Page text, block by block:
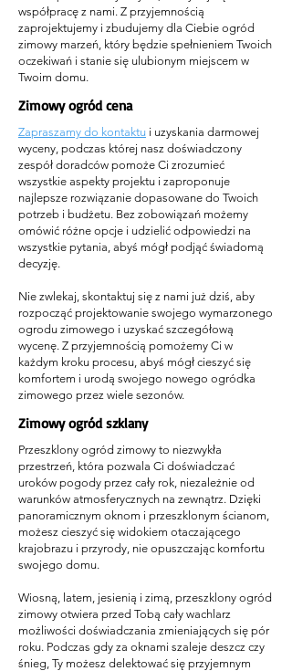
współpracę z nami. Z przyjemnością
zaprojektujemy i zbudujemy dla Ciebie ogród
zimowy marzeń, który będzie spełnieniem Twoich
oczekiwań i stanie się ulubionym miejscem w
Twoim domu.
Zimowy ogród cena
Zapraszamy do kontaktu i uzyskania darmowej
wyceny, podczas której nasz doświadczony
zespół doradców pomoże Ci zrozumieć
wszystkie aspekty projektu i zaproponuje
najlepsze rozwiązanie dopasowane do Twoich
potrzeb i budżetu. Bez zobowiązań możemy
omówić różne opcje i udzielić odpowiedzi na
wszystkie pytania, abyś mógł podjąć świadomą
decyzję.
Nie zwlekaj, skontaktuj się z nami już dziś, aby
rozpocząć projektowanie swojego wymarzonego
ogrodu zimowego i uzyskać szczegółową
wycenę. Z przyjemnością pomożemy Ci w
każdym kroku procesu, abyś mógł cieszyć się
komfortem i urodą swojego nowego ogródka
zimowego przez wiele sezonów.
Zimowy ogród szklany
Przeszklony ogród zimowy to niezwykła
przestrzeń, która pozwala Ci doświadczać
uroków pogody przez cały rok, niezależnie od
warunków atmosferycznych na zewnątrz. Dzięki
panoramicznym oknom i przeszklonym ścianom,
możesz cieszyć się widokiem otaczającego
krajobrazu i przyrody, nie opuszczając komfortu
swojego domu.
Wiosną, latem, jesienią i zimą, przeszklony ogród
zimowy otwiera przed Tobą cały wachlarz
możliwości doświadczania zmieniających się pór
roku. Podczas gdy za oknami szaleje deszcz czy
śnieg, Ty możesz delektować się przyjemnym